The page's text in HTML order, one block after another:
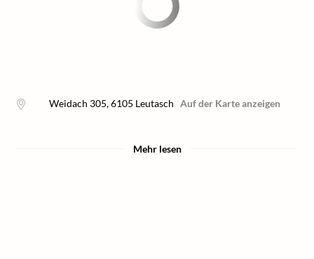
Weidach 305,6105 Leutasch Auf der Karte anzeigen
Mehr lesen